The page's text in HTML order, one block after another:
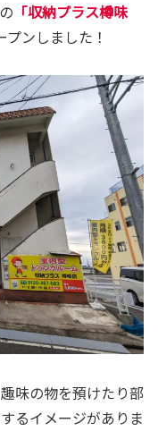
「収納プラス樽味
ンしました！
味の物を預けたり部
るイメージがありま